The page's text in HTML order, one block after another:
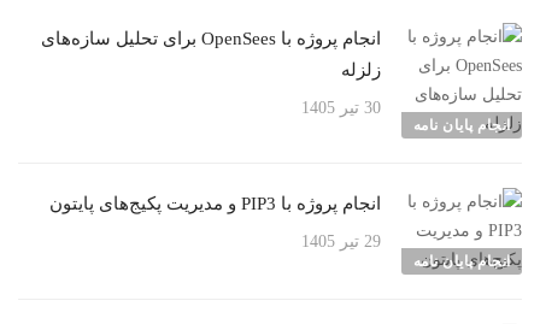
انجام پایان نامه
انجام پروژه با OpenSees برای تحلیل سازه‌های
زلزله
30 تیر 1405
انجام پایان نامه
انجام پروژه با PIP3 و مدیریت پکیج‌های پایتون
29 تیر 1405